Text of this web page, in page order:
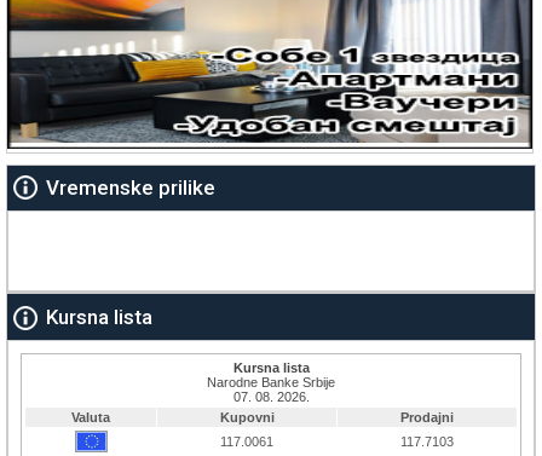
Vremenske prilike
Kursna lista